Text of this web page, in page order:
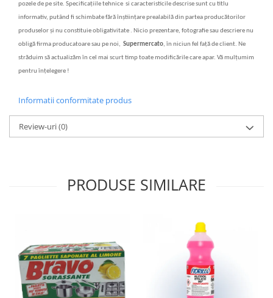
pozele de pe site. Specificațiile tehnice si caracteristicile descrise sunt cu titlu
informativ, putând fi schimbate fărăînștiințare prealabil ădin partea producătorilor
produselorși nu constituie obligativitate . Nicio prezentare, fotografie sau descriere nu
obligăfirma producatoare sau pe noi, Supermercato, în niciun fel fațăde client. Ne
străduim să actualizăm în cel mai scurt timp toate modificările care apar. Vă mulțumim
pentru înțelegere !
Informatii conformitate produs
Review-uri(0)
PRODUSE SIMILARE